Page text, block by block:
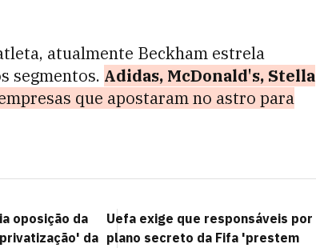
atualmente Beckham estrela
segmentos. Adidas, McDonald's, Stella
que apostaram no astro para
oposição da
da
Uefa exige que responsáveis por
plano secreto da Fifa 'prestem